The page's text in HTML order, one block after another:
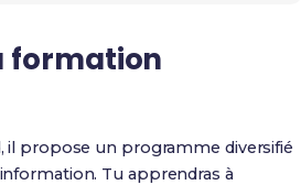
formation
propose un programme diversifié
Tu apprendras à